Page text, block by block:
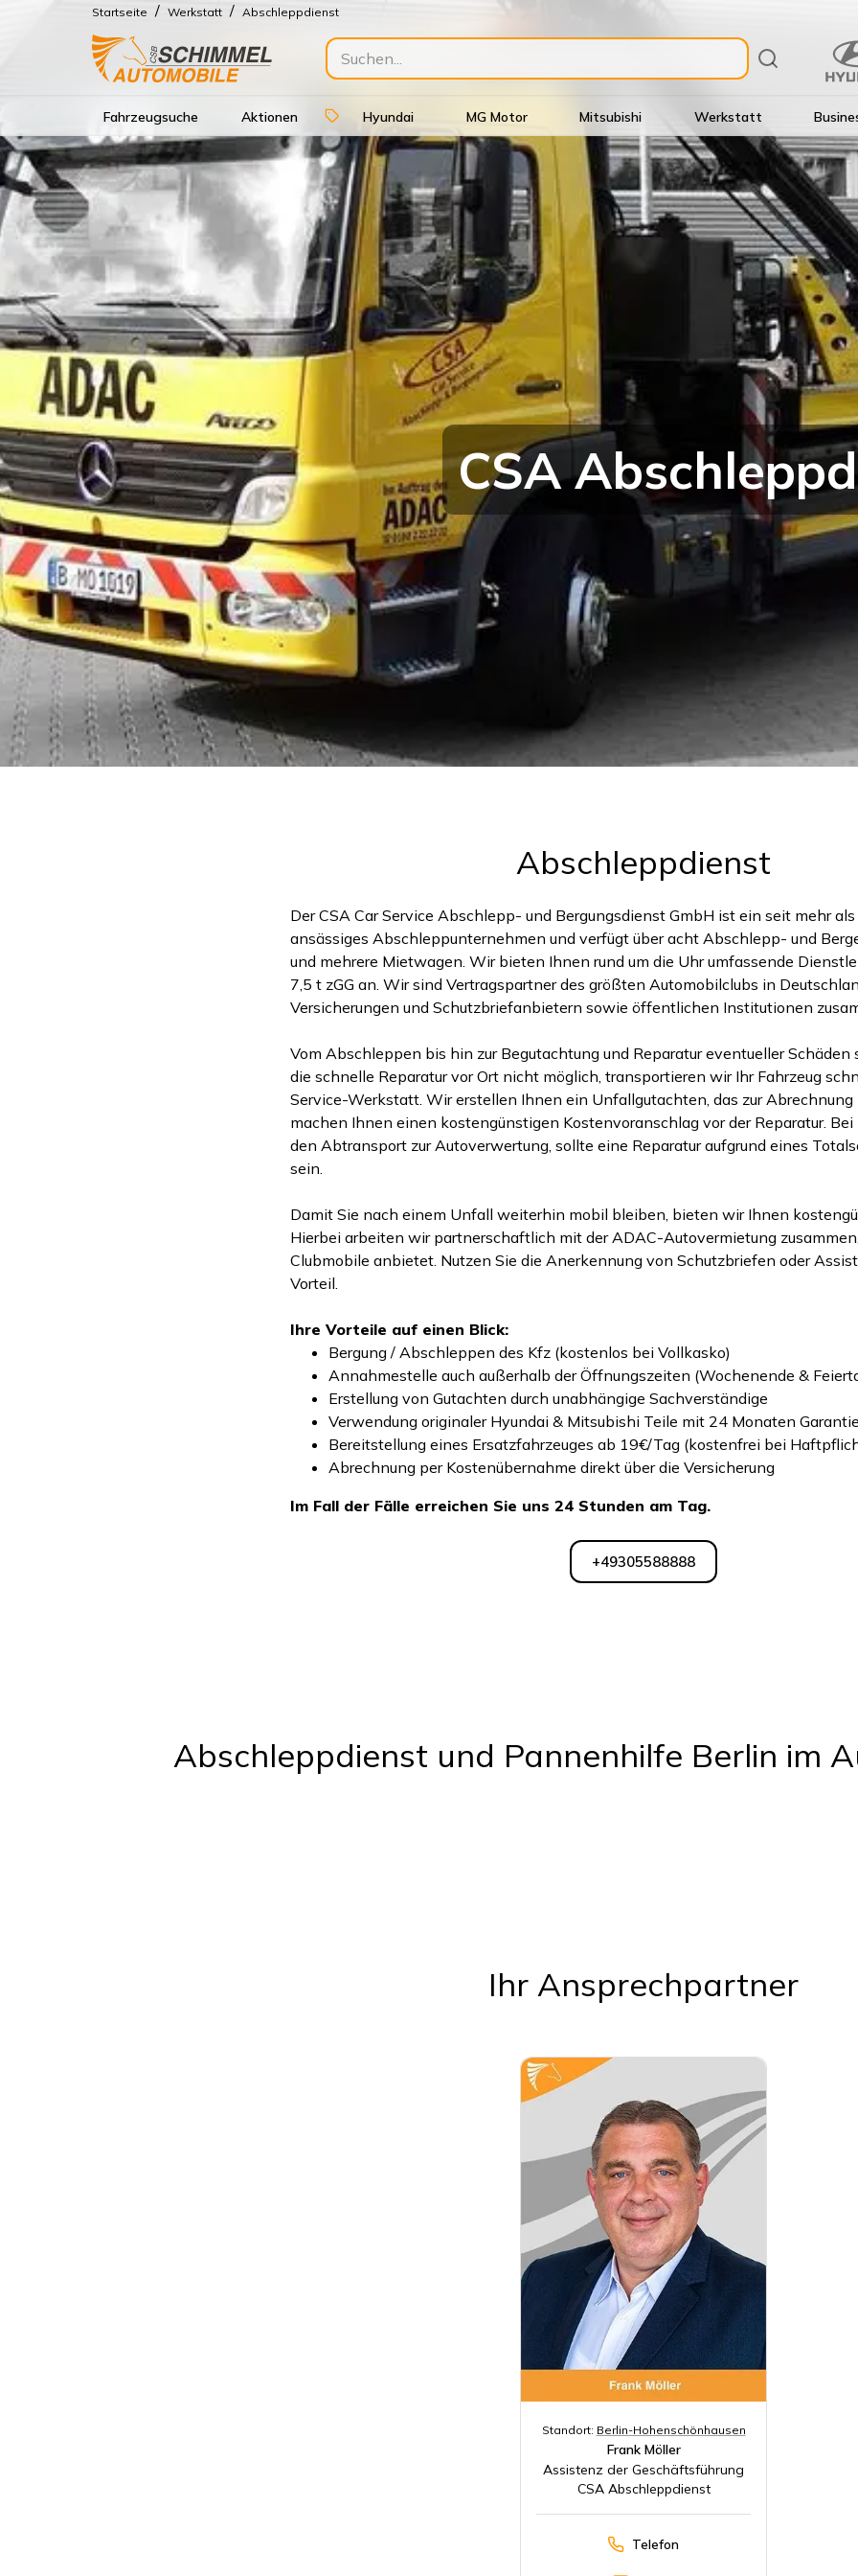
Startseite / Werkstatt / Abschleppdienst
Fahrzeugsuche Aktionen Hyundai MG Motor Mitsubishi Werkstatt
CSA
Abschleppdienst
Der CSA Car Service Abschlepp- und Bergungsdienst GmbH ist ein seit mehr
ansässiges Abschleppunternehmen und verfügt über acht Abschlepp- und
und mehrere Mietwagen. Wir bieten Ihnen rund um die Uhr umfassende
7,5 t zGG an. Wir sind Vertragspartner des größten Automobilclubs in
Versicherungen und Schutzbriefanbietern sowie öffentlichen Institutionen
Vom Abschleppen bis hin zur Begutachtung und Reparatur eventueller
die schnelle Reparatur vor Ort nicht möglich, transportieren wir Ihr Fahrzeug
Service-Werkstatt. Wir erstellen Ihnen ein Unfallgutachten, das zur Abrechnung
machen Ihnen einen kostengünstigen Kostenvoranschlag vor der Reparatur.
den Abtransport zur Autoverwertung, sollte eine Reparatur aufgrund eines
sein.
Damit Sie nach einem Unfall weiterhin mobil bleiben, bieten wir Ihnen
Hierbei arbeiten wir partnerschaftlich mit der ADAC-Autovermietung
Clubmobile anbietet. Nutzen Sie die Anerkennung von Schutzbriefen oder
Vorteil.
Ihre Vorteile auf einen Blick:
Bergung / Abschleppen des Kfz (kostenlos bei Vollkasko)
Annahmestelle auch außerhalb der Öffnungszeiten (Wochenende &
Erstellung von Gutachten durch unabhängige Sachverständige
Verwendung originaler Hyundai & Mitsubishi Teile mit 24 Monaten Garantie
Bereitstellung eines Ersatzfahrzeuges ab 19€/Tag (kostenfrei bei
Abrechnung per Kostenübernahme direkt über die Versicherung
Im Fall der Fälle erreichen Sie uns 24 Stunden am Tag.
+49305588888
Abschleppdienst und Pannenhilfe Berlin im
Ihr Ansprechpartner
Standort: Berlin-Hohenschönhausen
Frank Möller
Assistenz der Geschäftsführung
CSA Abschleppdienst
Telefon